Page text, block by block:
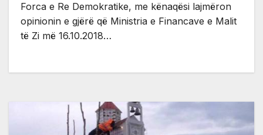
Forca e Re Demokratike, me kënaqësi lajmëron
opinionin e gjërë që Ministria e Financave e Malit
të Zi më 16.10.2018…